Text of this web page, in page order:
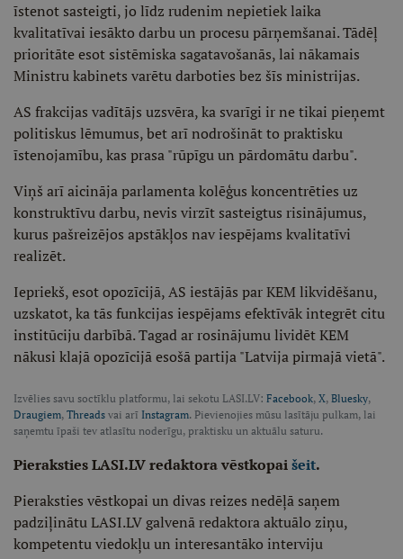
īstenot sasteigti, jo līdz rudenim nepietiek laika
kvalitatīvai iesākto darbu un procesu pārņemšanai. Tādēļ
prioritāte esot sistēmiska sagatavošanās, lai nākamais
Ministru kabinets varētu darboties bez šīs ministrijas.
AS frakcijas vadītājs uzsvēra, ka svarīgi ir ne tikai pieņemt
politiskus lēmumus, bet arī nodrošināt to praktisku
īstenojamību, kas prasa "rūpīgu un pārdomātu darbu".
Viņš arī aicināja parlamenta kolēģus koncentrēties uz
konstruktīvu darbu, nevis virzīt sasteigtus risinājumus,
kurus pašreizējos apstākļos nav iespējams kvalitatīvi
realizēt.
Iepriekš, esot opozīcijā, AS iestājās par KEM likvidēšanu,
uzskatot, ka tās funkcijas iespējams efektīvāk integrēt citu
institūciju darbībā. Tagad ar rosinājumu lividēt KEM
nākusi klajā opozīcijā esošā partija "Latvija pirmajā vietā".
Izvēlies savu soctīklu platformu, lai sekotu LASI.LV: Facebook, X, Bluesky,
Draugiem, Threads vai arī Instagram. Pievienojies mūsu lasītāju pulkam, lai
saņemtu īpaši tev atlasītu noderīgu, praktisku un aktuālu saturu.
Pieraksties LASI.LV redaktora vēstkopaišeit.
Pieraksties vēstkopai un divas reizes nedēļā saņem
padziļinātu LASI.LV galvenā redaktora aktuālo ziņu,
kompetentu viedokļu un interesantāko interviju